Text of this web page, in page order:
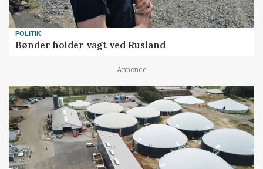
POLITIK
Bønder holder vagt ved Rusland
Annonce